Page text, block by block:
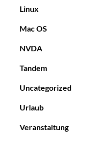
Linux
Mac OS
NVDA
Tandem
Uncategorized
Urlaub
Veranstaltung